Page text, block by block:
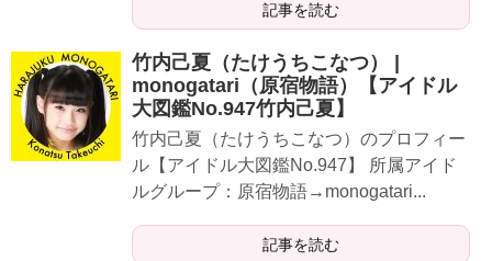
記事を読む
竹内己夏（たけうちこなつ） |
monogatari（原宿物語）【アイドル
大図鑑No.947竹内己夏】
​​​​​竹内己夏（たけうちこなつ）のプロフィー
ル【アイドル大図鑑No.947】 所属アイド
ルグループ：原宿物語→monogatari...
記事を読む